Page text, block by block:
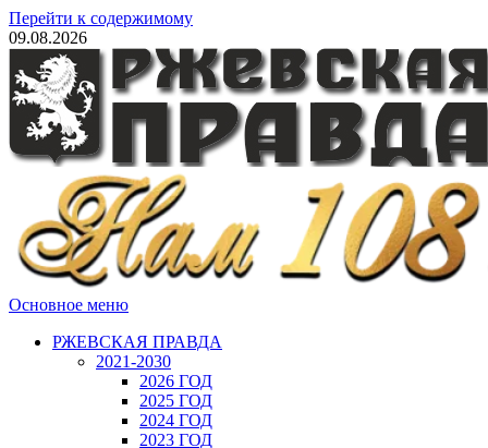
Перейти к содержимому
09.08.2026
Основное меню
РЖЕВСКАЯ ПРАВДА
2021-2030
2026 ГОД
2025 ГОД
2024 ГОД
2023 ГОД